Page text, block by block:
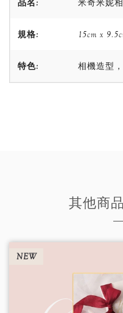
品名: 米奇米妮
規格: 15cm x
特色: 相機造型
其他商品
NEW